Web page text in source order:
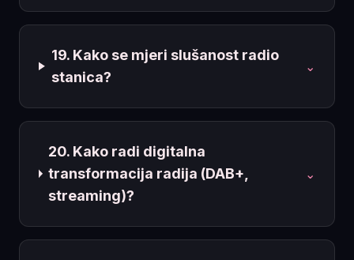
19. Kako se mjeri slušanost radio
stanica?
⌄
20. Kako radi digitalna
transformacija radija (DAB+,
streaming)?
⌄